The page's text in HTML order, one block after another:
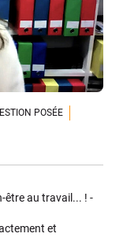
POSÉE
être au travail... ! -
et